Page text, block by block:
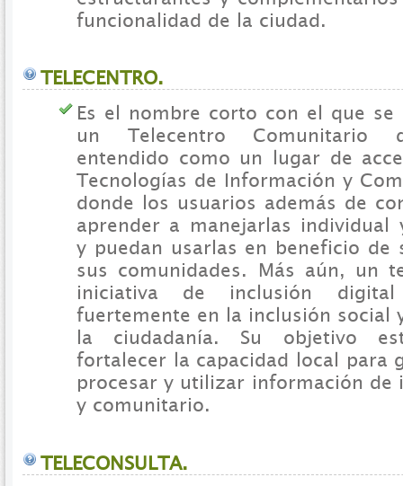
funcionalidad de la ciudad.
TELECENTRO.
Es el nombre corto con el que se
un Telecentro Comunitario
entendido como un lugar de
Tecnologías de Información y
donde los usuarios además de
aprender a manejarlas individual
y puedan usarlas en beneficio de
sus comunidades. Más aún, un
iniciativa de inclusión
fuertemente en la inclusión social
la ciudadanía. Su objetivo
fortalecer la capacidad local para
procesar y utilizar información de
y comunitario.
TELECONSULTA.